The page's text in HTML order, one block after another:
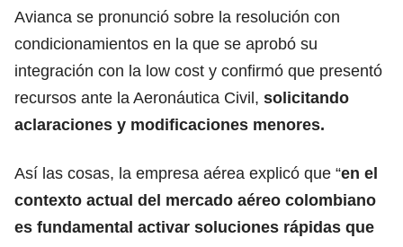
Avianca se pronunció sobre la resolución con
condicionamientos en la que se aprobó su
integración con la low cost y confirmó que presentó
recursos ante la Aeronáutica Civil, solicitando
aclaraciones y modificaciones menores.
Así las cosas, la empresa aérea explicó que “en el
contexto actual del mercado aéreo colombiano
es fundamental activar soluciones rápidas que